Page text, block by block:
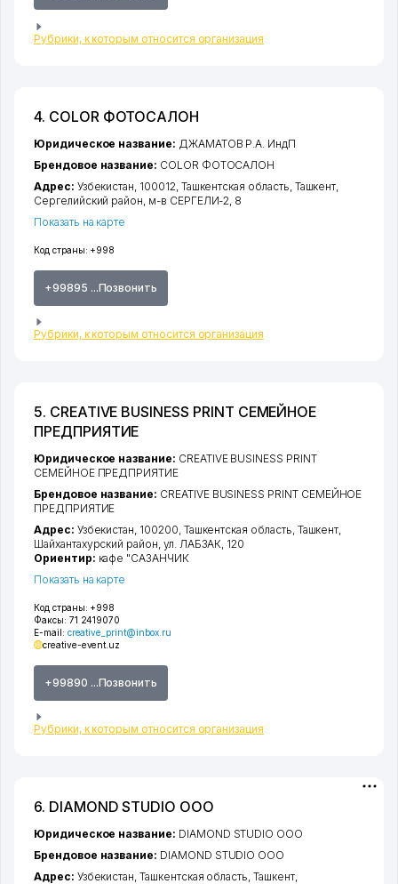
Рубрики, к которым относится организация
4. COLOR ФОТОСАЛОН
Код страны: +998
+99895 ...Позвонить
Рубрики, к которым относится организация
Юридическое название: ДЖАМАТОВ Р.А. ИндП
Брендовое название: COLOR ФОТОСАЛОН
Адрес: Узбекистан, 100012, Ташкентская область Ташкент
Сергелийский район м-в СЕРГЕЛИ-2 , 8
Показать на карте
5. CREATIVE BUSINESS PRINT СЕМЕЙНОЕ
ПРЕДПРИЯТИЕ
Код страны: +998
Факсы: 71 2419070
E-mail: creative_print@inbox.ru
creative-event.uz
+99890 ...Позвонить
Рубрики, к которым относится организация
Юридическое название: CREATIVE BUSINESS PRINT
СЕМЕЙНОЕ ПРЕДПРИЯТИЕ
Брендовое название: CREATIVE BUSINESS PRINT СЕМЕЙНОЕ
ПРЕДПРИЯТИЕ
Адрес: Узбекистан, 100200, Ташкентская область Ташкент
Шайхантахурский район ул. ЛАБЗАК , 120
Ориентир: кафе "САЗАНЧИК
Показать на карте
6. DIAMOND STUDIO ООО
Юридическое название: DIAMOND STUDIO ООО
Брендовое название: DIAMOND STUDIO ООО
Адрес: Узбекистан,Ташкентская область,Ташкент,